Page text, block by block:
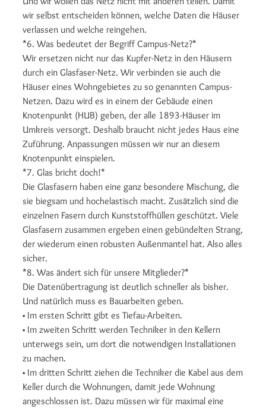
wir selbst entscheiden können, welche Daten die Häuser
verlassen und welche reingehen.
*6. Was bedeutet der Begriff Campus-Netz?*
Wir ersetzen nicht nur das Kupfer-Netz in den Häusern
durch ein Glasfaser-Netz. Wir verbinden sie auch die
Häuser eines Wohngebietes zu so genannten Campus-
Netzen. Dazu wird es in einem der Gebäude einen
Knotenpunkt (HUB) geben, der alle 1893-Häuser im
Umkreis versorgt. Deshalb braucht nicht jedes Haus eine
Zuführung. Anpassungen müssen wir nur an diesem
Knotenpunkt einspielen.
*7. Glas bricht doch!*
Die Glasfasern haben eine ganz besondere Mischung, die
sie biegsam und hochelastisch macht. Zusätzlich sind die
einzelnen Fasern durch Kunststoffhüllen geschützt. Viele
Glasfasern zusammen ergeben einen gebündelten Strang,
der wiederum einen robusten Außenmantel hat. Also alles
sicher.
*8. Was ändert sich für unsere Mitglieder?*
Die Datenübertragung ist deutlich schneller als bisher.
Und natürlich muss es Bauarbeiten geben.
• Im ersten Schritt gibt es Tiefau-Arbeiten.
• Im zweiten Schritt werden Techniker in den Kellern
unterwegs sein, um dort die notwendigen Installationen
zu machen.
• Im dritten Schritt ziehen die Techniker die Kabel aus dem
Keller durch die Wohnungen, damit jede Wohnung
angeschlossen ist. Dazu müssen wir für maximal eine